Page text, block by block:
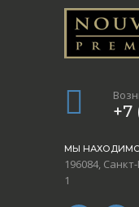
+7
МЫ
196084,
1